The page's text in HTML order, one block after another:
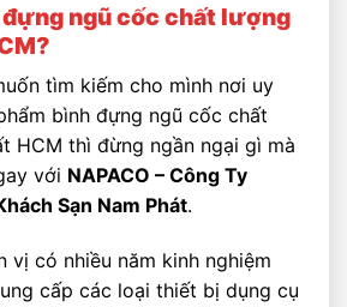
đựng ngũ cốc chất lượng
tìm kiếm cho mình nơi uy
bình đựng ngũ cốc chất
HCM thì đừng ngần ngại gì mà
với NAPACO – Công Ty
Sạn Nam Phát.
vị có nhiều năm kinh nghiệm
cấp các loại thiết bị dụng cụ